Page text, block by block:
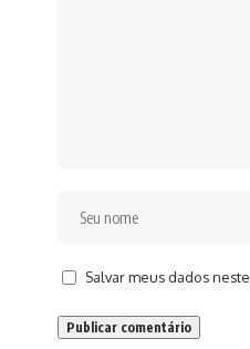
Salvar meus dados